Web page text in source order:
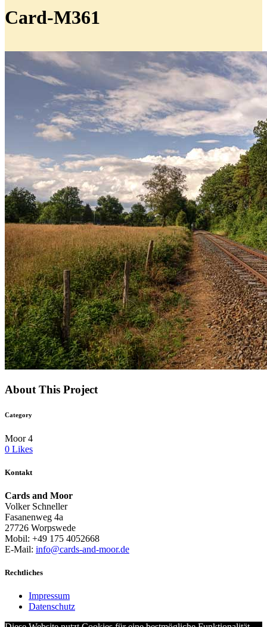
Card-M361
About This Project
Category
Moor 4
0 Likes
Kontakt
Cards and Moor
Volker Schneller
Fasanenweg 4a
27726 Worpswede
Mobil: +49 175 4052668
E-Mail: info@cards-and-moor.de
Rechtliches
Impressum
Datenschutz